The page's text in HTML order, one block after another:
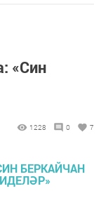
«Син
1228 0 7